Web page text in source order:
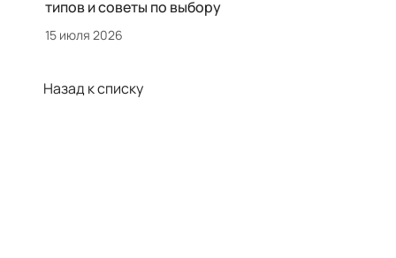
типов и советы по выбору
15 июля 2026
Назад к списку